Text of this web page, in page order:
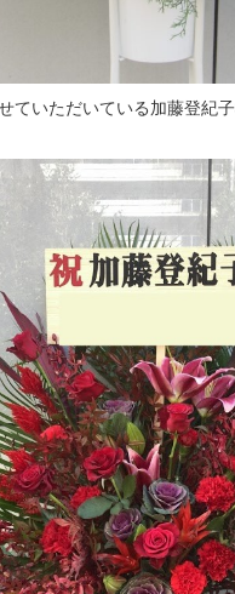
ていただいている加藤登紀